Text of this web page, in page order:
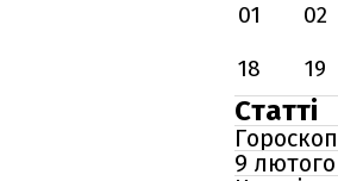
01
02
18
19
Статті
9